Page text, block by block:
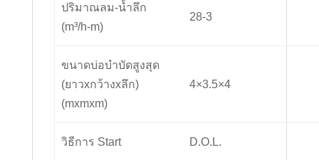
ปริมาณลม-น้ำลึก
(m³/h-m)
28-3
ขนาดบ่อบำบัดสูงสุด
(ยาวxกว้างxลึก)
(mxmxm)
4×3.5×4
วิธีการ Start D.O.L.